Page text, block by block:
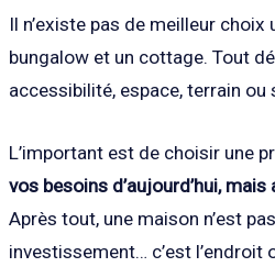
Il n’existe pas de meilleur choix
bungalow et un cottage. Tout
accessibilité, espace, terrain ou
L’important est de choisir une
vos besoins d’aujourd’hui,
Après tout, une maison n’est
investissement… c’est